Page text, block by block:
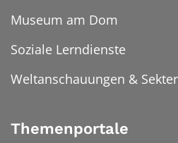
Museum am Dom
Soziale Lerndienste
Weltanschauungen &
Themenportale